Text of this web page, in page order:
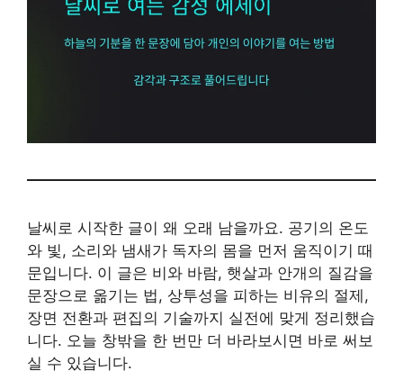
날씨로 시작한 글이 왜 오래 남을까요. 공기의 온도
와 빛, 소리와 냄새가 독자의 몸을 먼저 움직이기 때
문입니다. 이 글은 비와 바람, 햇살과 안개의 질감을
문장으로 옮기는 법, 상투성을 피하는 비유의 절제,
장면 전환과 편집의 기술까지 실전에 맞게 정리했습
니다. 오늘 창밖을 한 번만 더 바라보시면 바로 써보
실 수 있습니다.